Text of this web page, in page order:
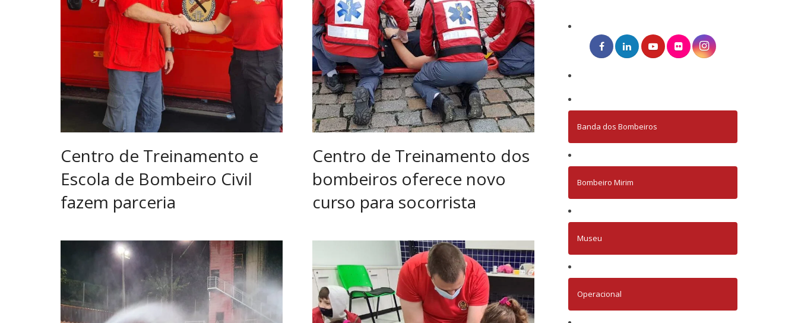
Centro de Treinamento e
Escola de Bombeiro Civil
fazem parceria
Centro de Treinamento dos
bombeiros oferece novo
curso para socorrista
Banda dos Bombeiros
Bombeiro Mirim
Museu
Operacional